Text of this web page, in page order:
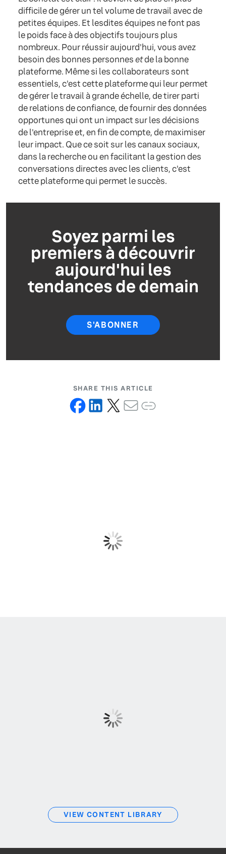
difficile de gérer un tel volume de travail avec de
petites équipes. Et lesdites équipes ne font pas
le poids face à des objectifs toujours plus
nombreux. Pour réussir aujourd'hui, vous avez
besoin des bonnes personnesetde la bonne
plateforme. Même si les collaborateurs sont
essentiels, c'est cette plateforme qui leur permet
de gérer le travail à grande échelle, de tirer parti
de relations de confiance, de fournir des données
opportunes qui ont un impact sur les décisions
de l'entreprise et, en fin de compte, de maximiser
leur impact. Que ce soit sur les canaux sociaux,
dans la recherche ou en facilitant la gestion des
conversations directes avec les clients, c'est
cette plateforme qui permet le succès.
Soyez parmi les
premiers à découvrir
aujourd'hui les
tendances de demain
S'ABONNER
SHARE THIS ARTICLE
VIEW CONTENT LIBRARY